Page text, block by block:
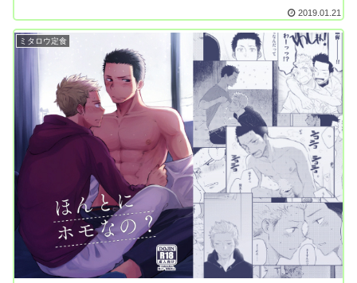
2019.01.21
ミタロウ定食